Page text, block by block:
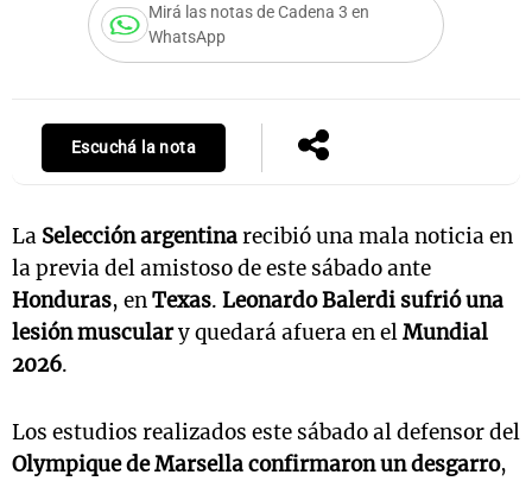
Mirá las notas de Cadena 3 en
WhatsApp
Escuchá la nota
La Selección argentinarecibió una mala noticia en
la previa del amistoso de este sábado ante
Honduras, enTexas. Leonardo Balerdi sufrió una
lesión musculary quedará afuera en elMundial
2026.
Los estudios realizados este sábado al defensor del
Olympique de Marsellaconfirmaron un desgarro,